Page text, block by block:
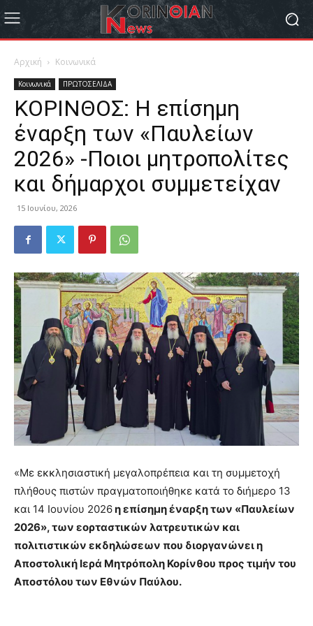
Αρχική Κοινωνικά
Κοινωνικά ΠΡΩΤΟΣΕΛΙΔΑ
ΚΟΡΙΝΘΟΣ: Η επίσημη
έναρξη των «Παυλείων
2026» -Ποιοι μητροπολίτες
και δήμαρχοι συμμετείχαν
15 Ιουνίου, 2026
«Με εκκλησιαστική μεγαλοπρέπεια και τη συμμετοχή
πλήθους πιστών πραγματοποιήθηκε κατά το διήμερο 13
και 14 Ιουνίου 2026η επίσημη έναρξη των «Παυλείων
2026», των εορταστικών λατρευτικών και
πολιτιστικών εκδηλώσεων που διοργανώνει η
Αποστολική Ιερά Μητρόπολη Κορίνθου προς τιμήν του
Αποστόλου των Εθνών Παύλου.